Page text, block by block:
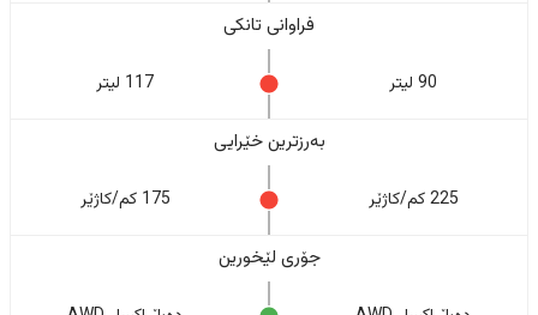
فراوانی تانکی
90 لیتر 117 لیتر
بەرزترین خێرایی
225 کم/کاژێر 175 کم/کاژێر
جۆری لێخورین